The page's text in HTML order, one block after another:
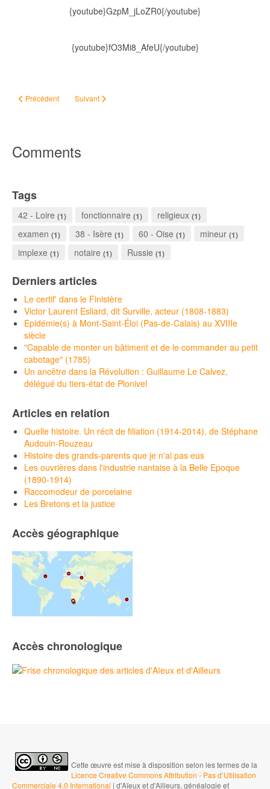
{youtube}GzpM_jLoZR0{/youtube}
{youtube}fO3Mi8_AfeU{/youtube}
Article précédent : Les Ouvriers des deux mondes
Précédent Article suivant : Les Passagers du Vent
Suivant
Comments
Tags
42 - Loire (1) fonctionnaire (1) religieux (1)
examen (1) 38 - Isère (1) 60 - Oise (1) mineur (1)
implexe (1) notaire (1) Russie (1)
Derniers articles
Le certif' dans le Finistère
Victor Laurent Esliard, dit Surville, acteur (1808-1883)
Epidémie(s) à Mont-Saint-Éloi (Pas-de-Calais) au XVIIIe
siècle
"Capable de monter un bâtiment et de le commander au petit
cabotage" (1785)
Un ancêtre dans la Révolution : Guillaume Le Calvez,
délégué du tiers-état de Plonivel
Articles en relation
Quelle histoire. Un récit de filiation (1914-2014), de Stéphane
Audouin-Rouzeau
Histoire des grands-parents que je n'ai pas eus
Les ouvrières dans l'industrie nantaise à la Belle Epoque
(1890-1914)
Raccomodeur de porcelaine
Les Bretons et la justice
Accès géographique
Accès chronologique
Cette œuvre est mise à disposition selon les termes de la
Licence Creative Commons Attribution - Pas d’Utilisation
Commerciale 4.0 International | d'Aïeux et d'Ailleurs, généalogie et